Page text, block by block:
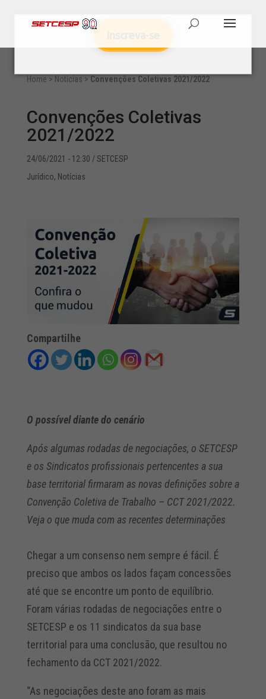
Home > Notícias > Convenções Coletivas 2021/2022
Convenções Coletivas
2021/2022
24/06/2021 - 12:30 / SETCESP
Jurídico, Notícias
Compartilhe
O possível diante do cenário
Após algumas rodadas de negociações, o SETCESP
e os Sindicatos profissionais pertencentes a sua
base territorial firmaram as novas definições sobre a
Convenção Coletiva de Trabalho – CCT 2021/2022.
Veja o que muda com as recentes determinações
Chegar a um consenso nem sempre é fácil. É
preciso que ambos os lados façam concessões
até que se encontre um ponto de equilíbrio.
Foram várias rodadas de negociações entre o
SETCESP e os 11 sindicatos da sua base
territorial para uma conclusão, que resultou no
fechamento da CCT 2021/2022.
“As negociações deste ano foram as mais